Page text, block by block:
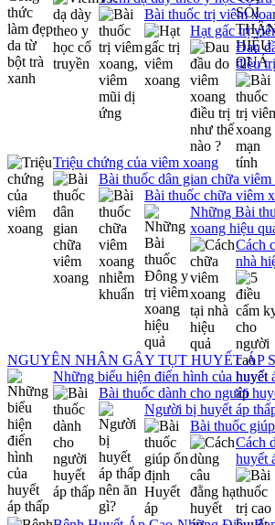
Bài thuốc trị viêm
Hạt gấc trị
Đau
điều
Triệu chứng của viêm xoang
Bài thuốc dân gian chữa viêm
Bài thuốc chữa viêm
Những Bài
xoang hiệu
Cách
nhà
NGUYÊN NHÂN GÂY TỤT HUYẾT ÁP
Những biểu hiện điển hình của huyết
Bài thuốc dành cho người
Người bị huyết áp
Bài thuốc
Cách
huyết